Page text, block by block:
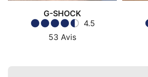
G-SHOCK
4.5
53 Avis